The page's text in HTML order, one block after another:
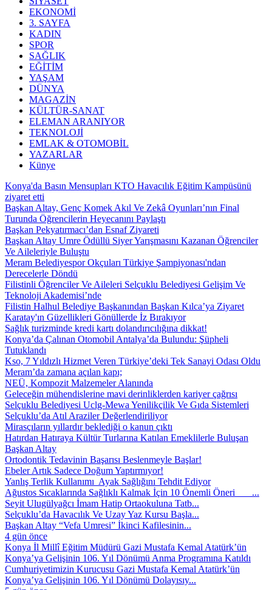
EKONOMİ
3. SAYFA
KADIN
SPOR
SAĞLIK
EĞİTİM
YAŞAM
DÜNYA
MAGAZİN
KÜLTÜR-SANAT
ELEMAN ARANIYOR
TEKNOLOJİ
EMLAK & OTOMOBİL
YAZARLAR
Künye
Konya'da Basın Mensupları KTO Havacılık Eğitim Kampüsünü
ziyaret etti
Başkan Altay, Genç Komek Akıl Ve Zekâ Oyunları’nın Final
Turunda Öğrencilerin Heyecanını Paylaştı
Başkan Pekyatırmacı’dan Esnaf Ziyareti
Başkan Altay Umre Ödüllü Siyer Yarışmasını Kazanan Öğrenciler
Ve Aileleriyle Buluştu
Meram Belediyespor Okçuları Türkiye Şampiyonası'ndan
Derecelerle Döndü
Filistinli Öğrenciler Ve Aileleri Selçuklu Belediyesi Gelişim Ve
Teknoloji Akademisi’nde
Filistin Halhul Belediye Başkanından Başkan Kılca’ya Ziyaret
Karatay'ın Güzellikleri Gönüllerde İz Bırakıyor
Sağlık turizminde kredi kartı dolandırıcılığına dikkat!
Konya’da Çalınan Otomobil Antalya’da Bulundu: Şüpheli
Tutuklandı
Kso, 7 Yıldızlı Hizmet Veren Türkiye’deki Tek Sanayi Odası Oldu
Meram’da zamana açılan kapı;
NEÜ, Kompozit Malzemeler Alanında
Geleceğin mühendislerine mavi derinliklerden kariyer çağrısı
Selçuklu Belediyesi Uclg-Mewa Yenilikçilik Ve Gıda Sistemleri
Selçuklu’da Atıl Araziler Değerlendiriliyor
Mirasçıların yıllardır beklediği o kanun çıktı
Hatırdan Hatıraya Kültür Turlarına Katılan Emeklilerle Buluşan
Başkan Altay
Ortodontik Tedavinin Başarısı Beslenmeyle Başlar!
Ebeler Artık Sadece Doğum Yaptırmıyor!
Yanlış Terlik Kullanımı Ayak Sağlığını Tehdit Ediyor
Ağustos Sıcaklarında Sağlıklı Kalmak İçin 10 Önemli Öneri ...
Seyit Ulugülyağcı İmam Hatip Ortaokuluna Tatb...
Selçuklu’da Havacılık Ve Uzay Yaz Kursu Başla...
Başkan Altay “Vefa Umresi” İkinci Kafilesinin...
4 gün önce
Konya İl Millî Eğitim Müdürü Gazi Mustafa Kemal Atatürk’ün
Konya’ya Gelişinin 106. Yıl Dönümü Anma Programına Katıldı
Cumhuriyetimizin Kurucusu Gazi Mustafa Kemal Atatürk’ün
Konya’ya Gelişinin 106. Yıl Dönümü Dolayısıy...